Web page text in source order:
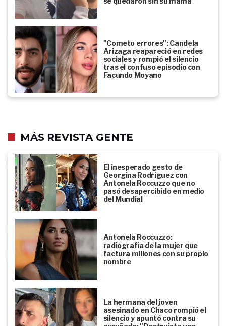
"Cometo errores": Candela
Arizaga reapareció en redes
sociales y rompió el silencio
tras el confuso episodio con
Facundo Moyano
MÁS REVISTA GENTE
El inesperado gesto de
Georgina Rodríguez con
Antonela Roccuzzo que no
pasó desapercibido en medio
del Mundial
Antonela Roccuzzo:
radiografía de la mujer que
factura millones con su propio
nombre
La hermana del joven
asesinado en Chaco rompió el
silencio y apuntó contra su